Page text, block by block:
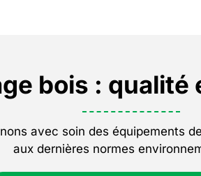
bois : qualité
avec soin des équipements
aux dernières normes